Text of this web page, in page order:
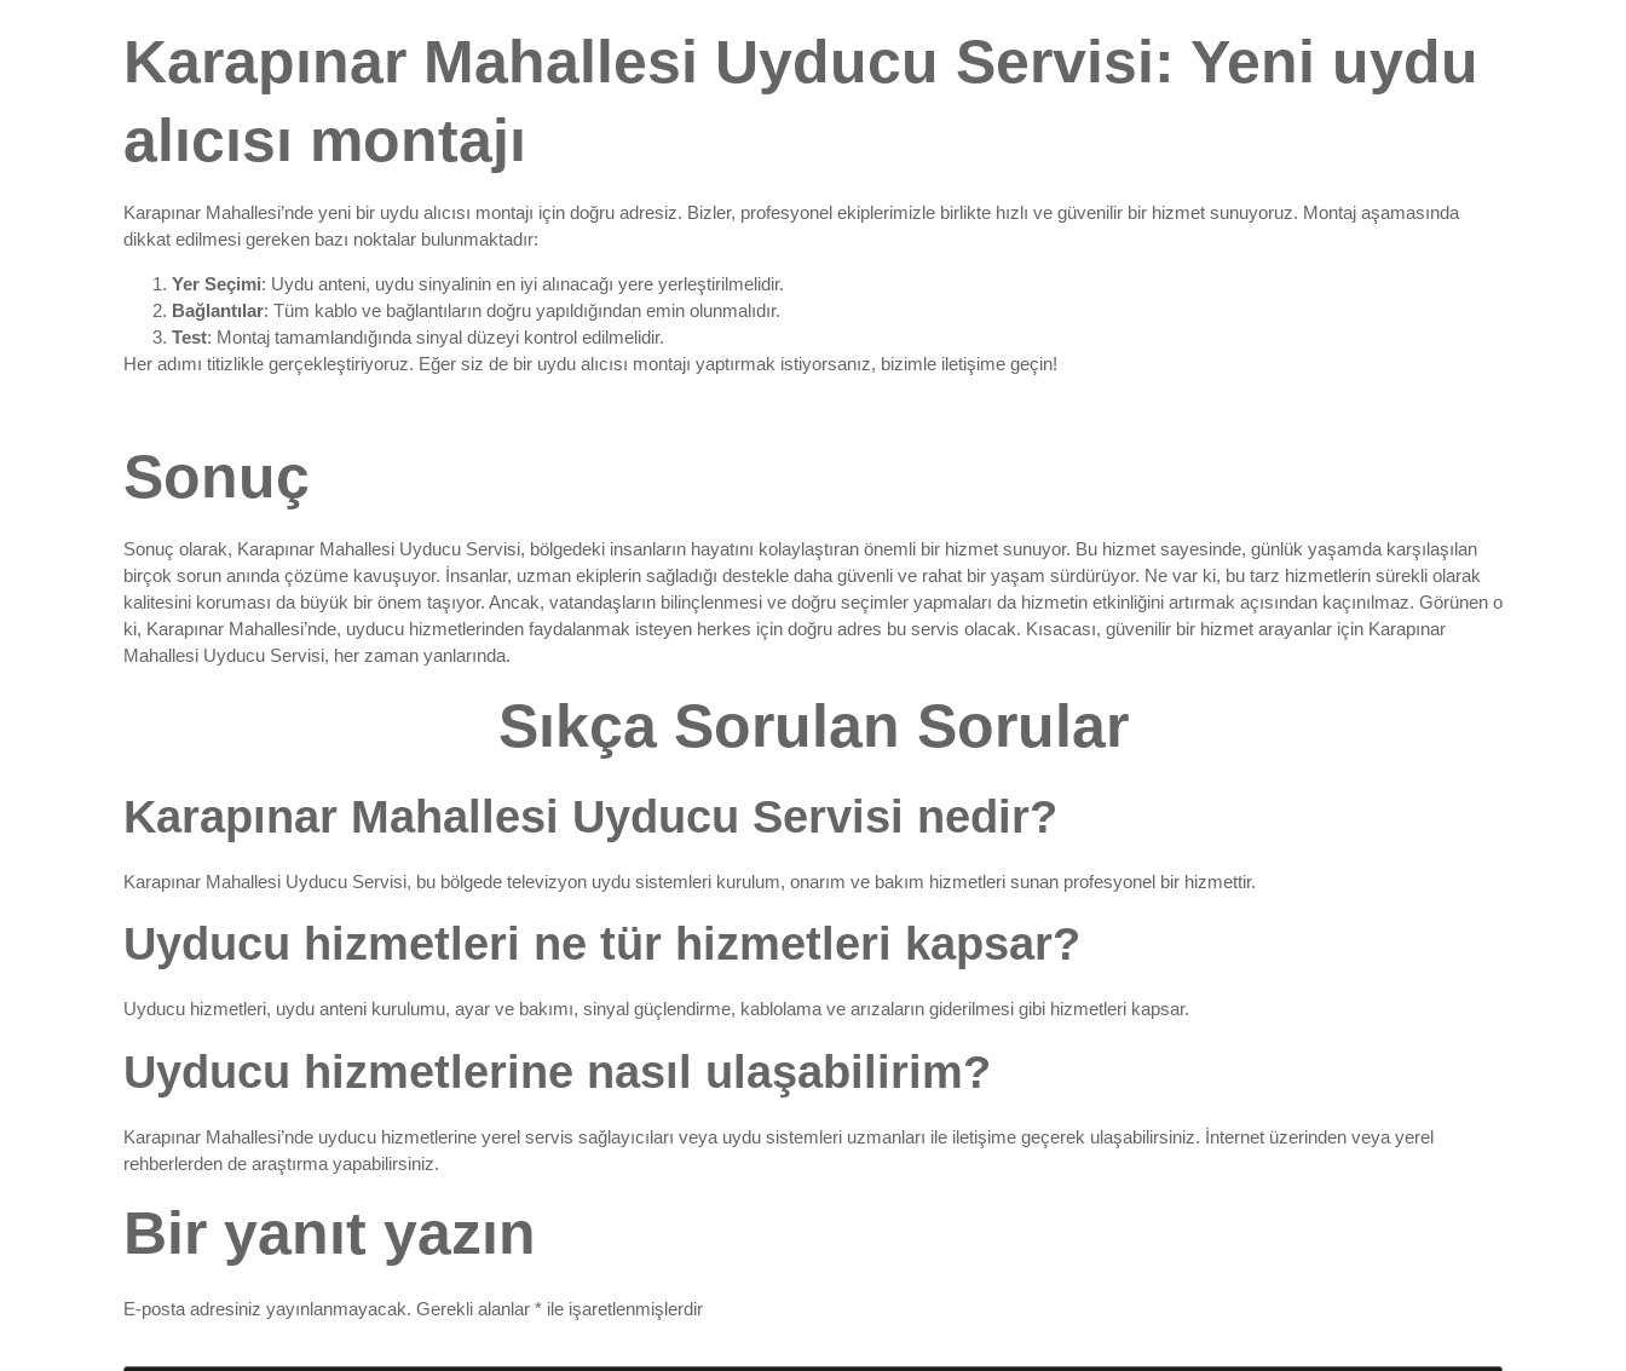
Karapınar Mahallesi Uyducu Servisi: Yeni uydu
alıcısı montajı
Karapınar Mahallesi’nde yeni bir uydu alıcısı montajı için doğru adresiz. Bizler, profesyonel ekiplerimizle birlikte hızlı ve güvenilir bir hizmet sunuyoruz. Montaj aşamasında
dikkat edilmesi gereken bazı noktalar bulunmaktadır:
Yer Seçimi: Uydu anteni, uydu sinyalinin en iyi alınacağı yere yerleştirilmelidir.
Bağlantılar: Tüm kablo ve bağlantıların doğru yapıldığından emin olunmalıdır.
Test: Montaj tamamlandığında sinyal düzeyi kontrol edilmelidir.
Her adımı titizlikle gerçekleştiriyoruz. Eğer siz de bir uydu alıcısı montajı yaptırmak istiyorsanız, bizimle iletişime geçin!
Sonuç
Sonuç olarak, Karapınar Mahallesi Uyducu Servisi, bölgedeki insanların hayatını kolaylaştıran önemli bir hizmet sunuyor. Bu hizmet sayesinde, günlük yaşamda karşılaşılan
birçok sorun anında çözüme kavuşuyor. İnsanlar, uzman ekiplerin sağladığı destekle daha güvenli ve rahat bir yaşam sürdürüyor. Ne var ki, bu tarz hizmetlerin sürekli olarak
kalitesini koruması da büyük bir önem taşıyor. Ancak, vatandaşların bilinçlenmesi ve doğru seçimler yapmaları da hizmetin etkinliğini artırmak açısından kaçınılmaz. Görünen o
ki, Karapınar Mahallesi’nde, uyducu hizmetlerinden faydalanmak isteyen herkes için doğru adres bu servis olacak. Kısacası, güvenilir bir hizmet arayanlar için Karapınar
Mahallesi Uyducu Servisi, her zaman yanlarında.
Sıkça Sorulan Sorular
Karapınar Mahallesi Uyducu Servisi nedir?
Karapınar Mahallesi Uyducu Servisi, bu bölgede televizyon uydu sistemleri kurulum, onarım ve bakım hizmetleri sunan profesyonel bir hizmettir.
Uyducu hizmetleri ne tür hizmetleri kapsar?
Uyducu hizmetleri, uydu anteni kurulumu, ayar ve bakımı, sinyal güçlendirme, kablolama ve arızaların giderilmesi gibi hizmetleri kapsar.
Uyducu hizmetlerine nasıl ulaşabilirim?
Karapınar Mahallesi’nde uyducu hizmetlerine yerel servis sağlayıcıları veya uydu sistemleri uzmanları ile iletişime geçerek ulaşabilirsiniz. İnternet üzerinden veya yerel
rehberlerden de araştırma yapabilirsiniz.
Bir yanıt yazın
E-posta adresiniz yayınlanmayacak. Gerekli alanlar * ile işaretlenmişlerdir